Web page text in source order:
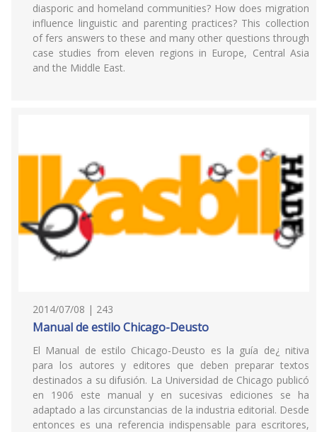
diasporic and homeland communities? How does migration
influence linguistic and parenting practices? This collection
of fers answers to these and many other questions through
case studies from eleven regions in Europe, Central Asia
and the Middle East.
2014/07/08 | 243
Manual de estilo Chicago-Deusto
El Manual de estilo Chicago-Deusto es la guía de¿ nitiva
para los autores y editores que deben preparar textos
destinados a su difusión. La Universidad de Chicago publicó
en 1906 este manual y en sucesivas ediciones se ha
adaptado a las circunstancias de la industria editorial. Desde
entonces es una referencia indispensable para escritores,